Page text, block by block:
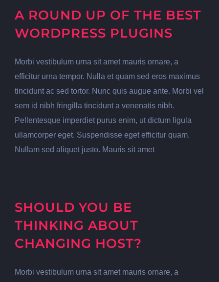
A ROUND UP OF THE BEST
WORDPRESS PLUGINS
Morbi vestibulum urna sit amet mauris ornare, a
efficitur urna tempor. Nulla et quam sed eros maximus
tincidunt ac sed tortor. Nunc quis augue ante. Morbi vel
sem id nibh fringilla tincidunt a venenatis nibh.
Pellentesque imperdiet purus enim, ut dictum ligula
ullamcorper eget. Suspendisse eget efficitur quam.
Nullam sed aliquet justo. Mauris sit amet
SHOULD YOU BE
THINKING ABOUT
CHANGING HOST?
Morbi vestibulum urna sit amet mauris ornare, a